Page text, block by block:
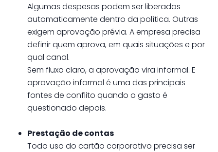
Algumas despesas podem ser liberadas
automaticamente dentro da política. Outras
exigem aprovação prévia. A empresa precisa
definir quem aprova, em quais situações e por
qual canal.
Sem fluxo claro, a aprovação vira informal. E
aprovação informal é uma das principais
fontes de conflito quando o gasto é
questionado depois.
Prestação de contas
Todo uso do cartão corporativo precisa ser